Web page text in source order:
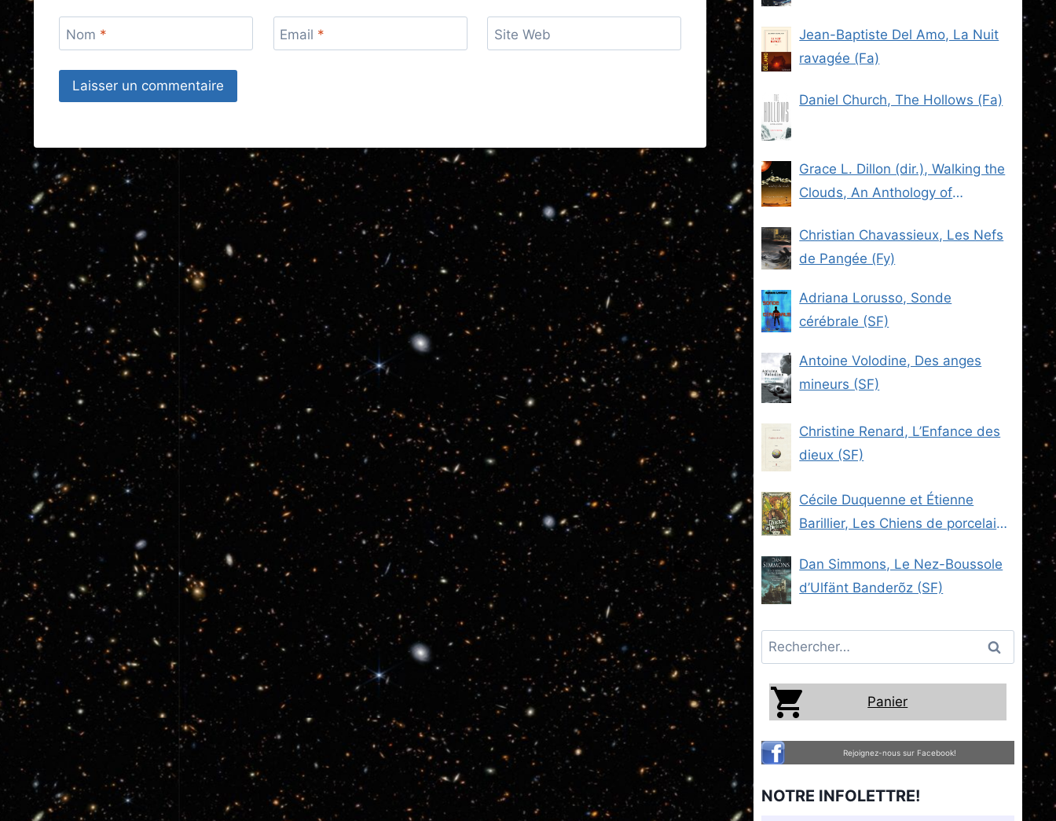
Nom * Email * Site Web
Jean-Baptiste Del Amo, La Nuit
ravagée (Fa)
Daniel Church, The Hollows (Fa)
Grace L. Dillon (dir.), Walking the
Clouds, An Anthology of
Christian Chavassieux, Les Nefs
de Pangée (Fy)
Adriana Lorusso, Sonde
cérébrale (SF)
Antoine Volodine, Des anges
mineurs (SF)
Christine Renard, L’Enfance des
dieux (SF)
Cécile Duquenne et Étienne
Barillier, Les Chiens de porcelaine
Dan Simmons, Le Nez-Boussole
d’Ulfänt Banderõz (SF)
Rechercher :
Panier
Rejoignez-nous sur Facebook!
NOTRE INFOLETTRE!